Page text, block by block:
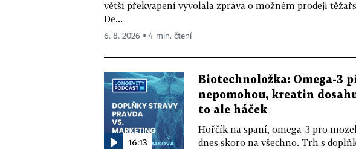
větší překvapení vyvolala zpráva o možném prodeji
De...
6. 8. 2026 ▪ 4 min. čtení
16:13
Biotechnoložka: Omega-3
nepomohou, kreatin
to ale háček
Hořčík na spaní, omega-3 pro
dnes skoro na všechno. Trh s